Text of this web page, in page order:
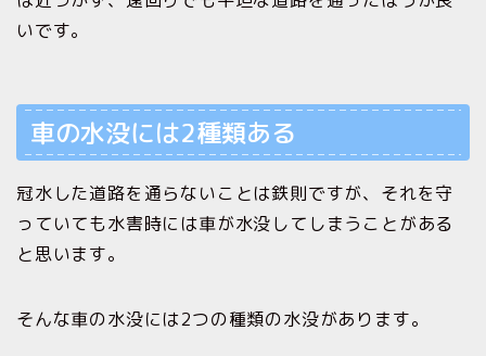
いです。
車の水没には2種類ある
冠水した道路を通らないことは鉄則ですが、それを守
っていても水害時には車が水没してしまうことがある
と思います。
そんな車の水没には2つの種類の水没があります。